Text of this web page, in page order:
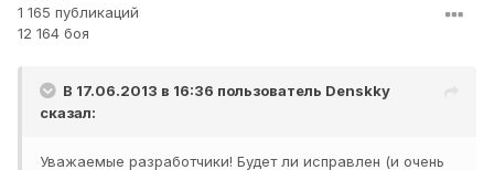
1 165 публикаций
12 164 боя
В 17.06.2013 в 16:36 пользователь Denskky
сказал:
Уважаемые разработчики! Будет ли исправлен (и очень